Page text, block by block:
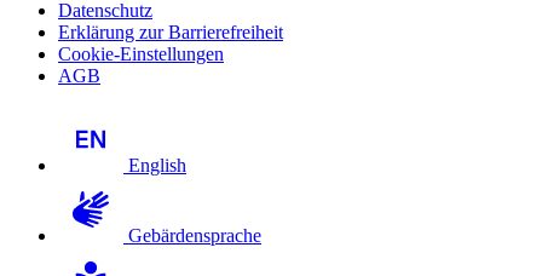
Datenschutz
Erklärung zur Barrierefreiheit
Cookie-Einstellungen
AGB
English
Gebärdensprache